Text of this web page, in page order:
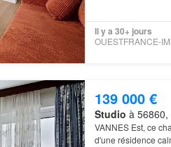
Il y a 30+ jours
139 000 €
Studio à
VANNES Est, ce
d'une résidence